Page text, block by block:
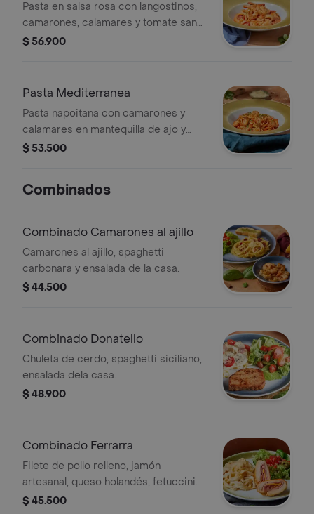
Pasta en salsa rosa con langostinos,
camarones, calamares y tomate san
marzano.
$ 56.900
Pasta Mediterranea
Pasta napoitana con camarones y
calamares en mantequilla de ajo y
vino blanco; con cebolla caramelizada,
$ 53.500
Combinados
Combinado Camarones al ajillo
Camarones al ajillo, spaghetti
carbonara y ensalada de la casa.
$ 44.500
Combinado Donatello
Chuleta de cerdo, spaghetti siciliano,
ensalada dela casa.
$ 48.900
Combinado Ferrarra
Filete de pollo relleno, jamón
artesanal, queso holandés, fetuccini
alfredo y ensalada de la casa.
$ 45.500